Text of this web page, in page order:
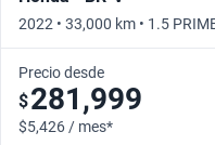
2022 • 33,000 km • 1.5
Precio desde
$281,999
$5,426 / mes*